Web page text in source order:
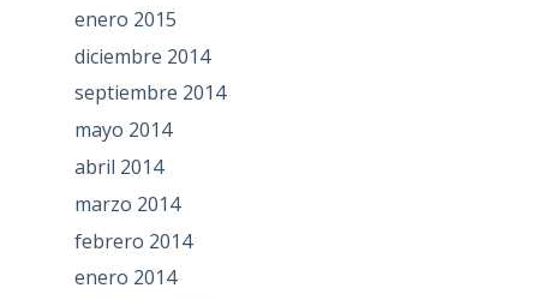
enero 2015
diciembre 2014
septiembre 2014
mayo 2014
abril 2014
marzo 2014
febrero 2014
enero 2014